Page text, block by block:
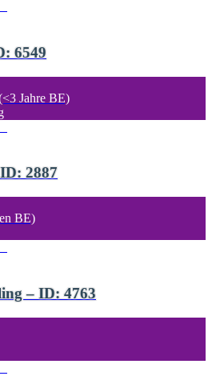
6549
Jahre BE)
2887
BE)
– ID: 4763